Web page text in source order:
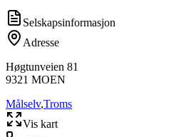
Selskapsinformasjon
Adresse
Høgtunveien 81
9321 MOEN
Målselv,Troms
Vis kart